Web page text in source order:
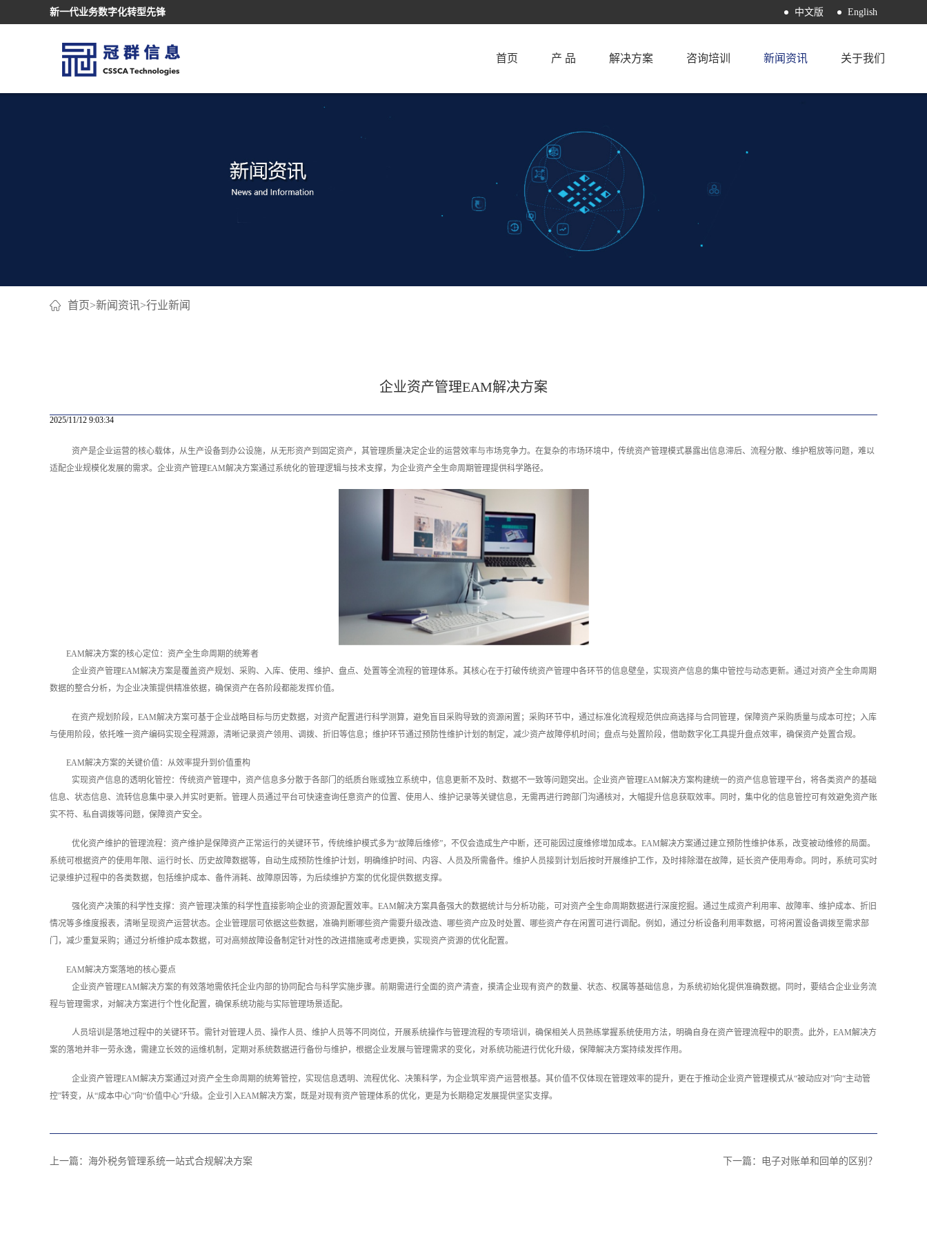
新一代业务数字化转型先锋 中文版 English
首页 产 品 解决方案 咨询培训 新闻资讯 关于我们
首页>新闻资讯>行业新闻
企业资产管理EAM解决方案
2025/11/12 9:03:34
资产是企业运营的核心载体，从生产设备到办公设施，从无形资产到固定资产，其管理质量决定企业的运营效率与市场竞争力。在复杂的市场环境中，传统资产管理模式暴露出信息滞后、流程分散、维护粗放等问题，难以
适配企业规模化发展的需求。企业资产管理EAM解决方案通过系统化的管理逻辑与技术支撑，为企业资产全生命周期管理提供科学路径。
EAM解决方案的核心定位：资产全生命周期的统筹者
企业资产管理EAM解决方案是覆盖资产规划、采购、入库、使用、维护、盘点、处置等全流程的管理体系。其核心在于打破传统资产管理中各环节的信息壁垒，实现资产信息的集中管控与动态更新。通过对资产全生命周期
数据的整合分析，为企业决策提供精准依据，确保资产在各阶段都能发挥价值。
在资产规划阶段，EAM解决方案可基于企业战略目标与历史数据，对资产配置进行科学测算，避免盲目采购导致的资源闲置；采购环节中，通过标准化流程规范供应商选择与合同管理，保障资产采购质量与成本可控；入库
与使用阶段，依托唯一资产编码实现全程溯源，清晰记录资产领用、调拨、折旧等信息；维护环节通过预防性维护计划的制定，减少资产故障停机时间；盘点与处置阶段，借助数字化工具提升盘点效率，确保资产处置合规。
EAM解决方案的关键价值：从效率提升到价值重构
实现资产信息的透明化管控：传统资产管理中，资产信息多分散于各部门的纸质台账或独立系统中，信息更新不及时、数据不一致等问题突出。企业资产管理EAM解决方案构建统一的资产信息管理平台，将各类资产的基础
信息、状态信息、流转信息集中录入并实时更新。管理人员通过平台可快速查询任意资产的位置、使用人、维护记录等关键信息，无需再进行跨部门沟通核对，大幅提升信息获取效率。同时，集中化的信息管控可有效避免资产账
实不符、私自调拨等问题，保障资产安全。
优化资产维护的管理流程：资产维护是保障资产正常运行的关键环节，传统维护模式多为“故障后维修”，不仅会造成生产中断，还可能因过度维修增加成本。EAM解决方案通过建立预防性维护体系，改变被动维修的局面。
系统可根据资产的使用年限、运行时长、历史故障数据等，自动生成预防性维护计划，明确维护时间、内容、人员及所需备件。维护人员接到计划后按时开展维护工作，及时排除潜在故障，延长资产使用寿命。同时，系统可实时
记录维护过程中的各类数据，包括维护成本、备件消耗、故障原因等，为后续维护方案的优化提供数据支撑。
强化资产决策的科学性支撑：资产管理决策的科学性直接影响企业的资源配置效率。EAM解决方案具备强大的数据统计与分析功能，可对资产全生命周期数据进行深度挖掘。通过生成资产利用率、故障率、维护成本、折旧
情况等多维度报表，清晰呈现资产运营状态。企业管理层可依据这些数据，准确判断哪些资产需要升级改造、哪些资产应及时处置、哪些资产存在闲置可进行调配。例如，通过分析设备利用率数据，可将闲置设备调拨至需求部
门，减少重复采购；通过分析维护成本数据，可对高频故障设备制定针对性的改进措施或考虑更换，实现资产资源的优化配置。
EAM解决方案落地的核心要点
企业资产管理EAM解决方案的有效落地需依托企业内部的协同配合与科学实施步骤。前期需进行全面的资产清查，摸清企业现有资产的数量、状态、权属等基础信息，为系统初始化提供准确数据。同时，要结合企业业务流
程与管理需求，对解决方案进行个性化配置，确保系统功能与实际管理场景适配。
人员培训是落地过程中的关键环节。需针对管理人员、操作人员、维护人员等不同岗位，开展系统操作与管理流程的专项培训，确保相关人员熟练掌握系统使用方法，明确自身在资产管理流程中的职责。此外，EAM解决方
案的落地并非一劳永逸，需建立长效的运维机制，定期对系统数据进行备份与维护，根据企业发展与管理需求的变化，对系统功能进行优化升级，保障解决方案持续发挥作用。
企业资产管理EAM解决方案通过对资产全生命周期的统筹管控，实现信息透明、流程优化、决策科学，为企业筑牢资产运营根基。其价值不仅体现在管理效率的提升，更在于推动企业资产管理模式从“被动应对”向“主动管
控”转变，从“成本中心”向“价值中心”升级。企业引入EAM解决方案，既是对现有资产管理体系的优化，更是为长期稳定发展提供坚实支撑。
上一篇： 海外税务管理系统一站式合规解决方案 下一篇： 电子对账单和回单的区别？